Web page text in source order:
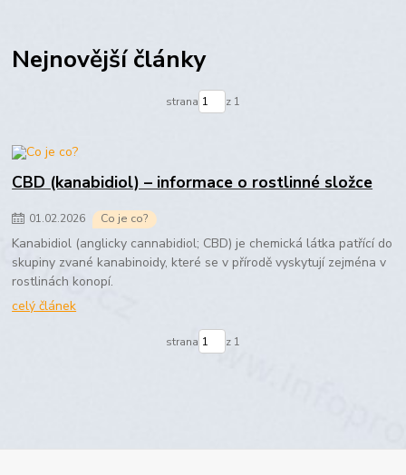
Nejnovější články
strana z 1
CBD (kanabidiol) – informace o rostlinné složce
01.02.2026 Co je co?
Kanabidiol (anglicky cannabidiol; CBD) je chemická látka patřící do
skupiny zvané kanabinoidy, které se v přírodě vyskytují zejména v
rostlinách konopí.
celý článek
strana z 1